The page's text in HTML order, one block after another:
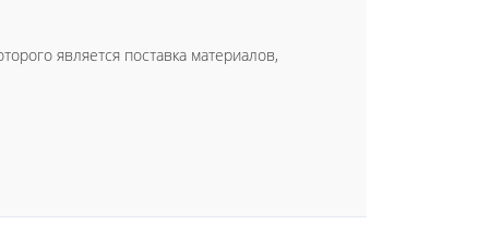
является поставка материалов,